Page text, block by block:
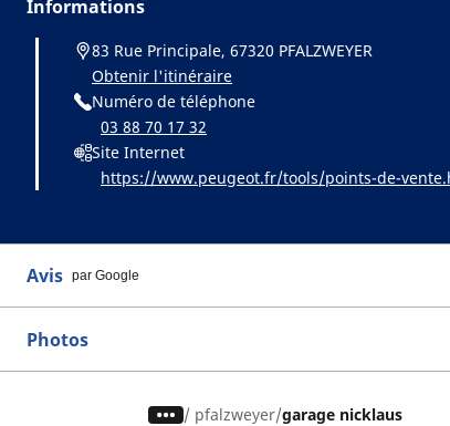
Informations
83 Rue Principale, 67320 PFALZWEYER
Obtenir l'itinéraire
Numéro de téléphone
03 88 70 17 32
Site Internet
https://www.peugeot.fr/tools/points-de-
Avis par Google
Photos
/ pfalzweyer garage nicklaus